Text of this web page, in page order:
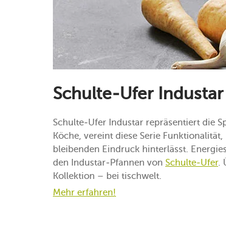
Schulte-Ufer Industar
Schulte-Ufer Industar repräsentiert die
Köche, vereint diese Serie
bleibenden Eindruck hinterlässt.
den Industar-Pfannen von Schulte-Ufer.
Kollektion – bei tischwelt.
Mehr erfahren!